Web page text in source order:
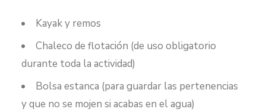
Kayak y remos
Chaleco de flotación (de uso obligatorio
durante toda la actividad)
Bolsa estanca (para guardar las pertenencias
y que no se mojen si acabas en el agua)